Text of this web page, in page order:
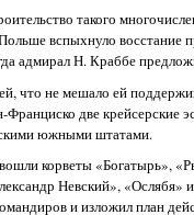
такого
вспыхнуло восстание
адмирал Н. Краббе
что не мешало ей
две крейсерские
южными штатами.
корветы «Богатырь»,
Невский», «Ослябя»
и изложил план